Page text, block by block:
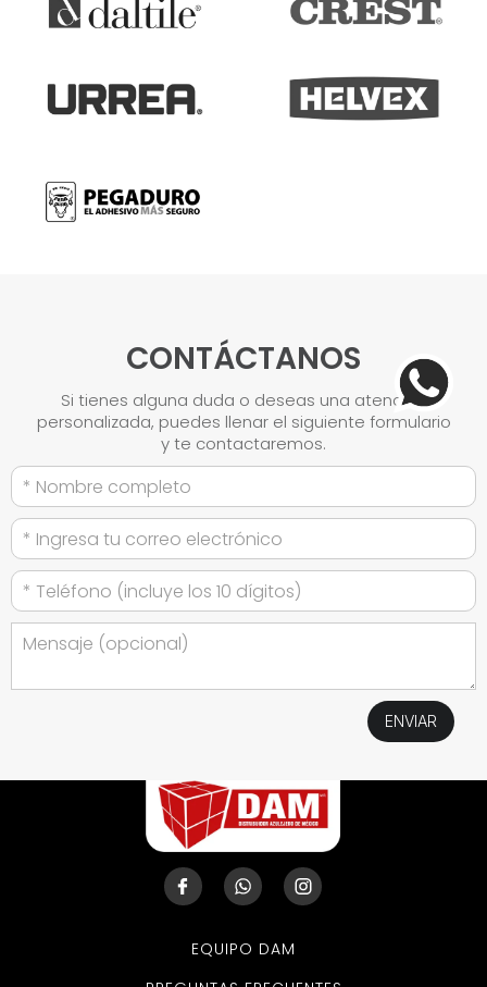
CONTÁCTANOS
Si tienes alguna duda o deseas una atención
personalizada, puedes llenar el siguiente formulario
y te contactaremos.
EQUIPO DAM